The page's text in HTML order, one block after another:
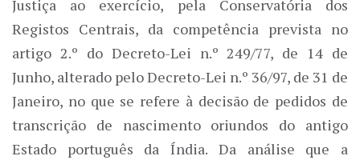
Justiça ao exercício, pela Conservatória dos
Registos Centrais, da competência prevista no
artigo 2.º do Decreto-Lei n.º 249/77, de 14 de
Junho, alterado pelo Decreto-Lei n.º 36/97, de 31 de
Janeiro, no que se refere à decisão de pedidos de
transcrição de nascimento oriundos do antigo
Estado português da Índia. Da análise que a